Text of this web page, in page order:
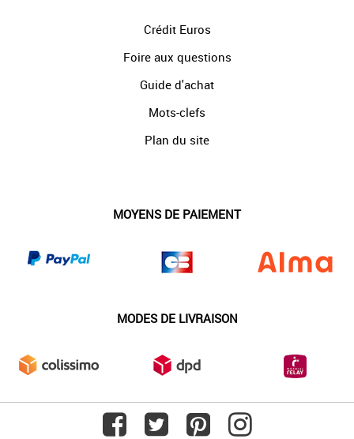
Crédit Euros
Foire aux questions
Guide d'achat
Mots-clefs
Plan du site
MOYENS DE PAIEMENT
MODES DE LIVRAISON